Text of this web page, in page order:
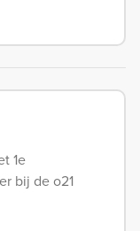
1e
bij de o21